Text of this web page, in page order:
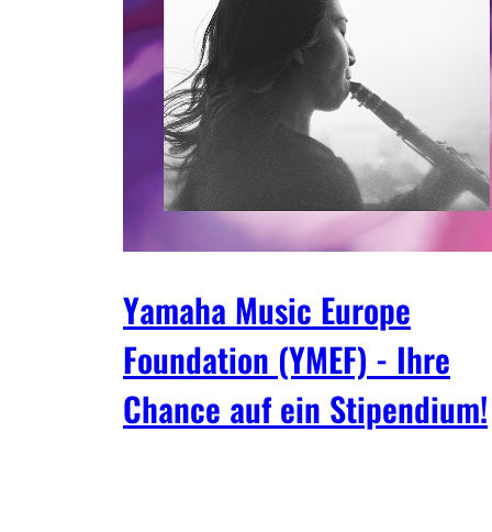
Yamaha Music Europe
Foundation (YMEF) - Ihre
Chance auf ein Stipendium!